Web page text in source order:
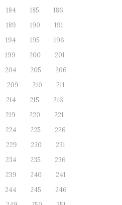
184 185
186
189 190
191
194 195
196
199 200
201
204 205
206
209 210
211
214 215
216
219 220
221
224 225
226
229 230
231
234 235
236
239 240
241
244 245
246